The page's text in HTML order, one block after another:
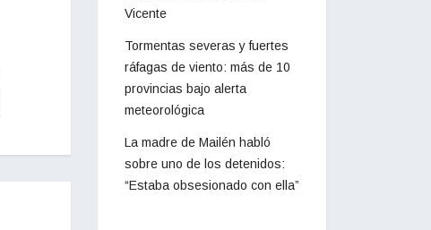
Vicente
Tormentas severas y fuertes
ráfagas de viento: más de 10
provincias bajo alerta
meteorológica
La madre de Mailén habló
sobre uno de los detenidos:
“Estaba obsesionado con ella”